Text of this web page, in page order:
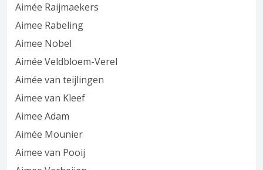
Aimée Raijmaekers
Aimee Rabeling
Aimee Nobel
Aimée Veldbloem-Verel
Aimée van teijlingen
Aimee van Kleef
Aimee Adam
Aimée Mounier
Aimee van Pooij